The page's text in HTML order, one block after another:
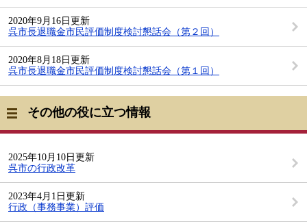
2020年9月16日更新
呉市長退職金市民評価制度検討懇話会（第２回）
2020年8月18日更新
呉市長退職金市民評価制度検討懇話会（第１回）
その他の役に立つ情報
2025年10月10日更新
呉市の行政改革
2023年4月1日更新
行政（事務事業）評価